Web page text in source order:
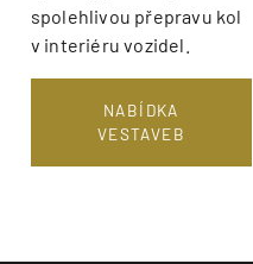
spolehlivou přepravu kol
v interiéru vozidel.
NABÍDKA
VESTAVEB